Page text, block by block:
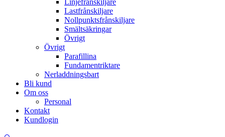
Lastfrånskiljare
Nollpunktsfrånskiljare
Smältsäkringar
Övrigt
Övrigt
Parafillina
Fundamentriktare
Nerladdningsbart
Bli kund
Om oss
Personal
Kontakt
Kundlogin